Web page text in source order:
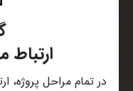
در تمام مراحل